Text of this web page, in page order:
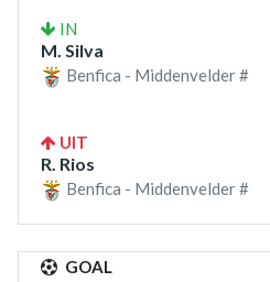
IN
M. Silva
Benfica - Middenvelder #
UIT
R. Rios
Benfica - Middenvelder #
GOAL